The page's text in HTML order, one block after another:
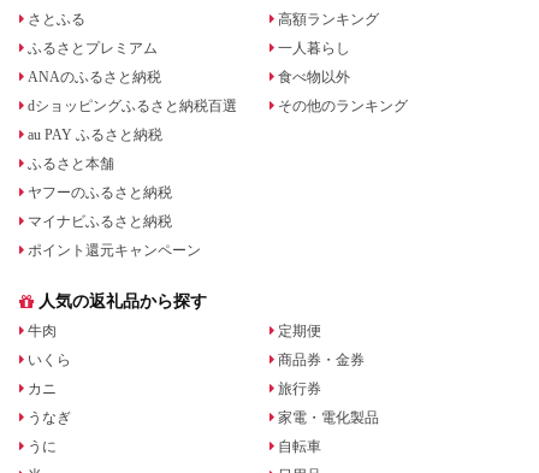
さとふる
ふるさとプレミアム
ANAのふるさと納税
dショッピングふるさと納税百選
au PAY ふるさと納税
ふるさと本舗
ヤフーのふるさと納税
マイナビふるさと納税
ポイント還元キャンペーン
高額ランキング
一人暮らし
食べ物以外
その他のランキング
人気の返礼品から探す
牛肉
いくら
カニ
うなぎ
うに
定期便
商品券・金券
旅行券
家電・電化製品
自転車